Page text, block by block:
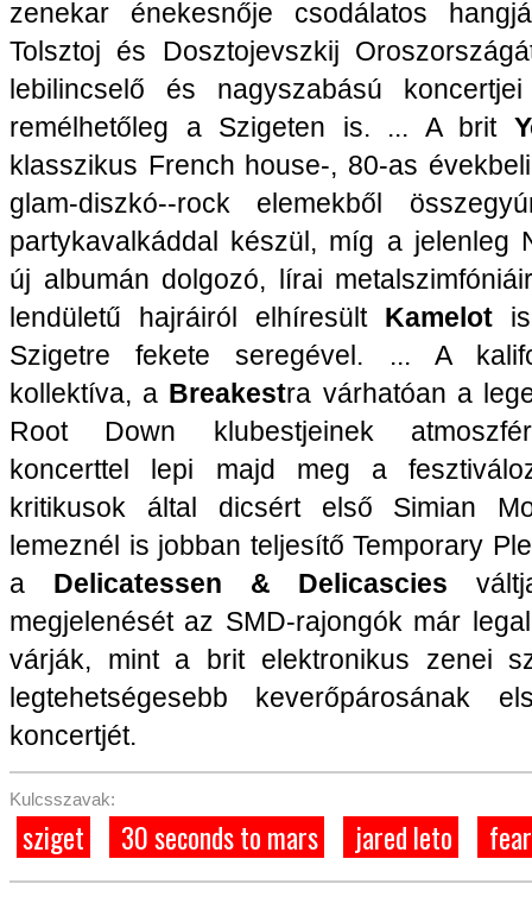
zenekar énekesnője csodálatos
Tolsztoj és Dosztojevszkij
lebilincselő és nagyszabású
remélhetőleg a Szigeten is. ... A brit
klasszikus French house-, 80-as
glam-diszkó--rock elemekből
partykavalkáddal készül, míg a jelenleg
új albumán dolgozó, lírai
lendületű hajráiról elhíresült Kamelot
Szigetre fekete seregével. ... A
kollektíva, a Breakestra várhatóan a
Root Down klubestjeinek
koncerttel lepi majd meg a
kritikusok által dicsért első Simian
lemeznél is jobban teljesítő Temporary
a Delicatessen & Delicascies
megjelenését az SMD-rajongók már
várják, mint a brit elektronikus zenei
legtehetségesebb keverőpárosának
koncertjét.
Kulcsszavak:
sziget 30 seconds to mars jared leto